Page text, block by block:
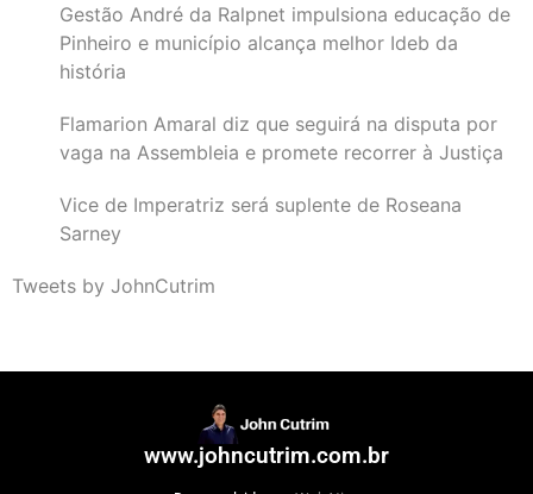
Gestão André da Ralpnet impulsiona educação de
Pinheiro e município alcança melhor Ideb da
história
Flamarion Amaral diz que seguirá na disputa por
vaga na Assembleia e promete recorrer à Justiça
Vice de Imperatriz será suplente de Roseana
Sarney
Tweets by JohnCutrim
www.johncutrim.com.br